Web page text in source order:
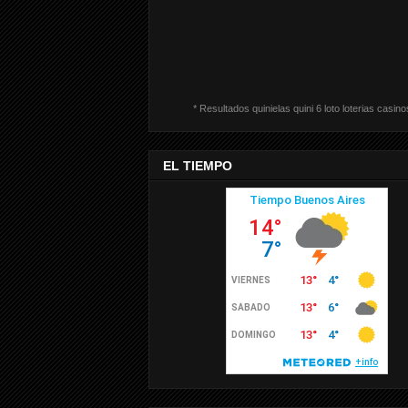
* Resultados quinielas quini 6 loto loterias
EL TIEMPO